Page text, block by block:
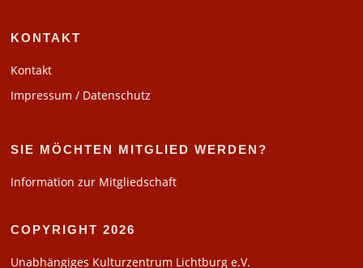
KONTAKT
Kontakt
Impressum / Datenschutz
SIE MÖCHTEN MITGLIED WERDEN?
Information zur Mitgliedschaft
COPYRIGHT 2026
Unabhängiges Kulturzentrum Lichtburg e.V.